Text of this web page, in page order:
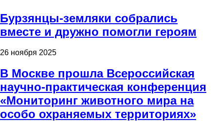
Бурзянцы-земляки собрались
вместе и дружно помогли героям
26 ноября 2025
В Москве прошла Всероссийская
научно-практическая конференция
«Мониторинг животного мира на
особо охраняемых территориях»